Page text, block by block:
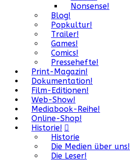
Nonsense!
Blog!
Popkultur!
Trailer!
Games!
Comics!
Pressehefte!
Print-Magazin!
Dokumentation!
Film-Editionen!
Web-Show!
Mediabook-Reihe!
Online-Shop!
Historie!
Historie
Die Medien über uns!
Die Leser!